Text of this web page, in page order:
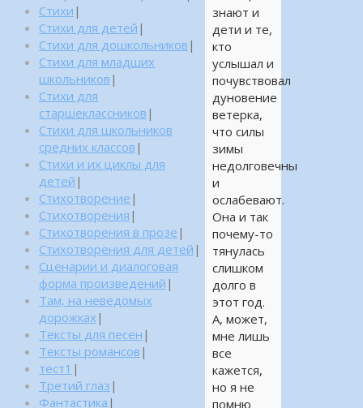
знают и
дети и те,
кто
услышал и
почувствовал
дуновение
ветерка,
что силы
зимы
недолговечны
и
ослабевают.
Она и так
почему-то
тянулась
слишком
долго в
этот год.
А, может,
мне лишь
все
кажется,
но я не
помню
Стихи |
Стихи для детей |
Стихи для дошкольников |
Стихи для младших
школьников |
Стихи для
старшеклассников |
Стихи для школьников
средних классов |
Стихи и их циклы для
детей |
Стихотворение |
Стихотворения |
Стихотворения в прозе |
Стихотворения для детей |
Сценарии и диалоговая
форма произведений |
Там, на неведомых
дорожках |
Тексты для песен |
Тексты романсов |
тест1 |
Третий глаз |
Фантастика |